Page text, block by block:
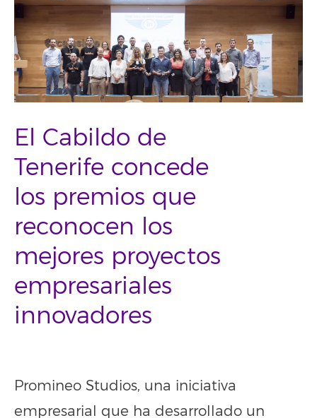
El Cabildo de
Tenerife concede
los premios que
reconocen los
mejores proyectos
empresariales
innovadores
Promineo Studios, una iniciativa
empresarial que ha desarrollado un